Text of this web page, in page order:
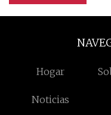
Hogar
Noticias